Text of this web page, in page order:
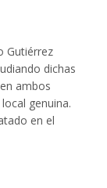
Gutiérrez
dichas
ambos
genuina.
en el